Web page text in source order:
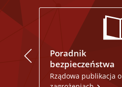
Poradnik
bezpieczeństwa
Rządowa publikacja o